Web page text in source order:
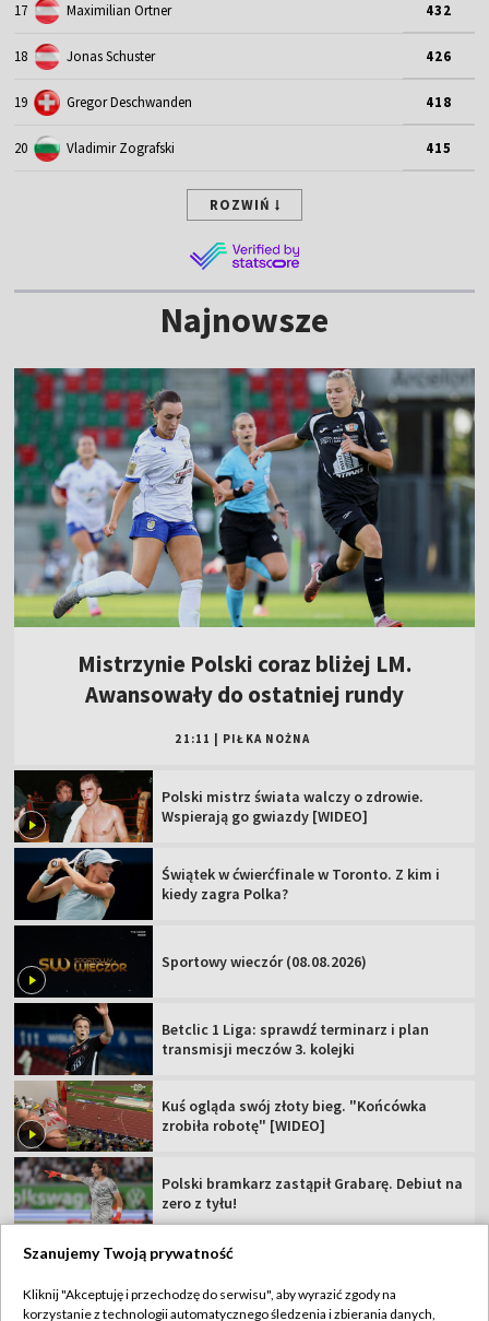
17 Maximilian Ortner 432
18 Jonas Schuster 426
19 Gregor Deschwanden 418
20 Vladimir Zografski 415
ROZWIŃ
Najnowsze
Mistrzynie Polski coraz bliżej LM.
Awansowały do ostatniej rundy
21:11 PIŁKA NOŻNA
Polski mistrz świata walczy o zdrowie.
Wspierają go gwiazdy [WIDEO]
Świątek w ćwierćfinale w Toronto. Z kim i
kiedy zagra Polka?
Sportowy wieczór (08.08.2026)
Betclic 1 Liga: sprawdź terminarz i plan
transmisji meczów 3. kolejki
Kuś ogląda swój złoty bieg. "Końcówka
zrobiła robotę" [WIDEO]
Polski bramkarz zastąpił Grabarę. Debiut na
zero z tyłu!
Szanujemy Twoją prywatność
Kliknij "Akceptuję i przechodzę do serwisu", aby wyrazić zgody na
korzystanie z technologii automatycznego śledzenia i zbierania danych,